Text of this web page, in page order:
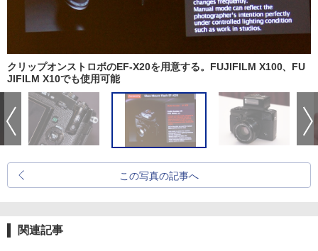
クリップオンストロボのEF-X20を用意する。FUJIFILM X100、FU
JIFILM X10でも使用可能
この写真の記事へ
関連記事